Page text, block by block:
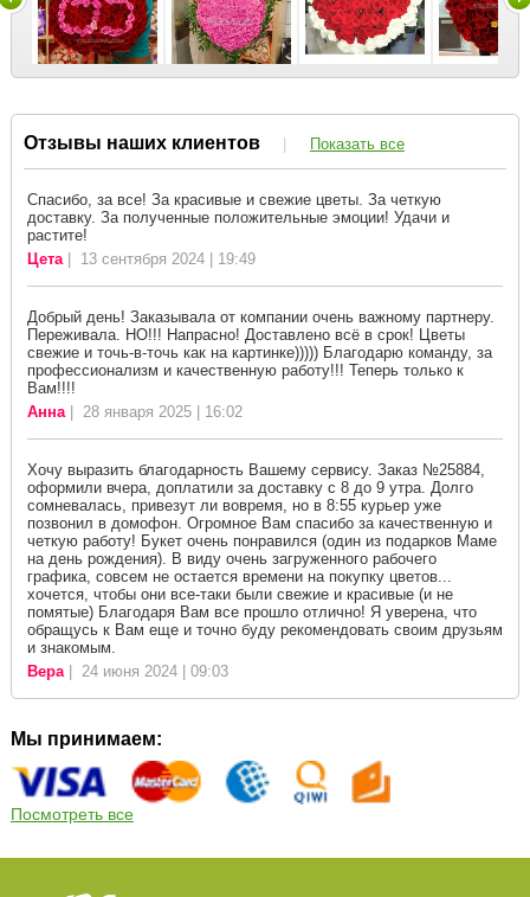
Отзывы наших клиентов | Показать все
Спасибо, за все! За красивые и свежие цветы. За четкую
доставку. За полученные положительные эмоции! Удачи и
растите!
Цета| 13 сентября 2024 | 19:49
Добрый день! Заказывала от компании очень важному партнеру.
Переживала. НО!!! Напрасно! Доставлено всё в срок! Цветы
свежие и точь-в-точь как на картинке))))) Благодарю команду, за
профессионализм и качественную работу!!! Теперь только к
Вам!!!!
Анна| 28 января 2025 | 16:02
Хочу выразить благодарность Вашему сервису. Заказ №25884,
оформили вчера, доплатили за доставку с 8 до 9 утра. Долго
сомневалась, привезут ли вовремя, но в 8:55 курьер уже
позвонил в домофон. Огромное Вам спасибо за качественную и
четкую работу! Букет очень понравился (один из подарков Маме
на день рождения). В виду очень загруженного рабочего
графика, совсем не остается времени на покупку цветов...
хочется, чтобы они все-таки были свежие и красивые (и не
помятые) Благодаря Вам все прошло отлично! Я уверена, что
обращусь к Вам еще и точно буду рекомендовать своим друзьям
и знакомым.
Вера| 24 июня 2024 | 09:03
Мы принимаем:
Посмотреть все